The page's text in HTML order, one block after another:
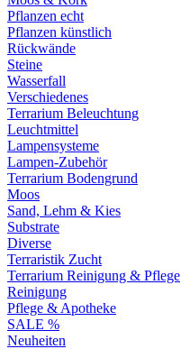
Pflanzen echt
Pflanzen künstlich
Rückwände
Steine
Wasserfall
Verschiedenes
Terrarium Beleuchtung
Leuchtmittel
Lampensysteme
Lampen-Zubehör
Terrarium Bodengrund
Moos
Sand, Lehm & Kies
Substrate
Diverse
Terraristik Zucht
Terrarium Reinigung & Pflege
Reinigung
Pflege & Apotheke
SALE %
Neuheiten